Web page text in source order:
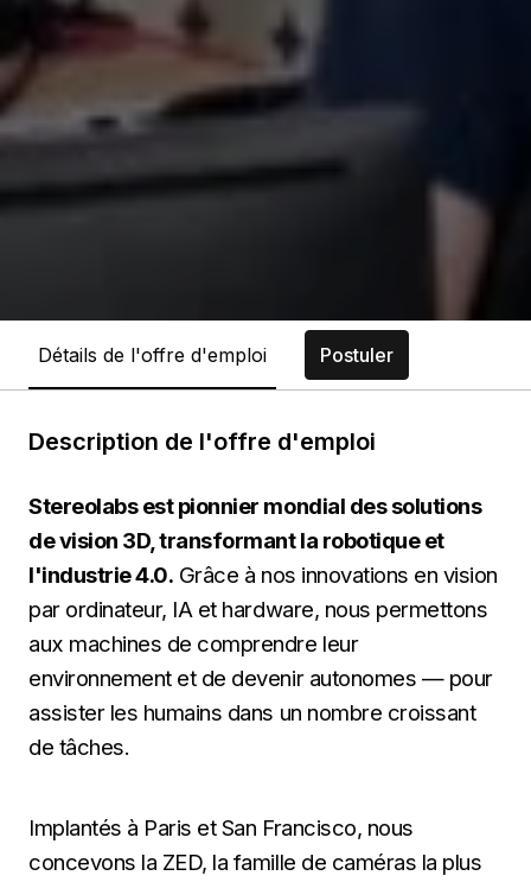
Détails de l'offre d'emploi Postuler
Description de l'offre d'emploi
Stereolabs est pionnier mondial des solutions
de vision 3D, transformant la robotique et
l'industrie 4.0. Grâce à nos innovations en vision
par ordinateur, IA et hardware, nous permettons
aux machines de comprendre leur
environnement et de devenir autonomes — pour
assister les humains dans un nombre croissant
de tâches.
Implantés à Paris et San Francisco, nous
concevons la ZED, la famille de caméras la plus